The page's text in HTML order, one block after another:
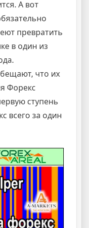
А вот
превратить
в один из
что их
Форекс
ступень
всего за один